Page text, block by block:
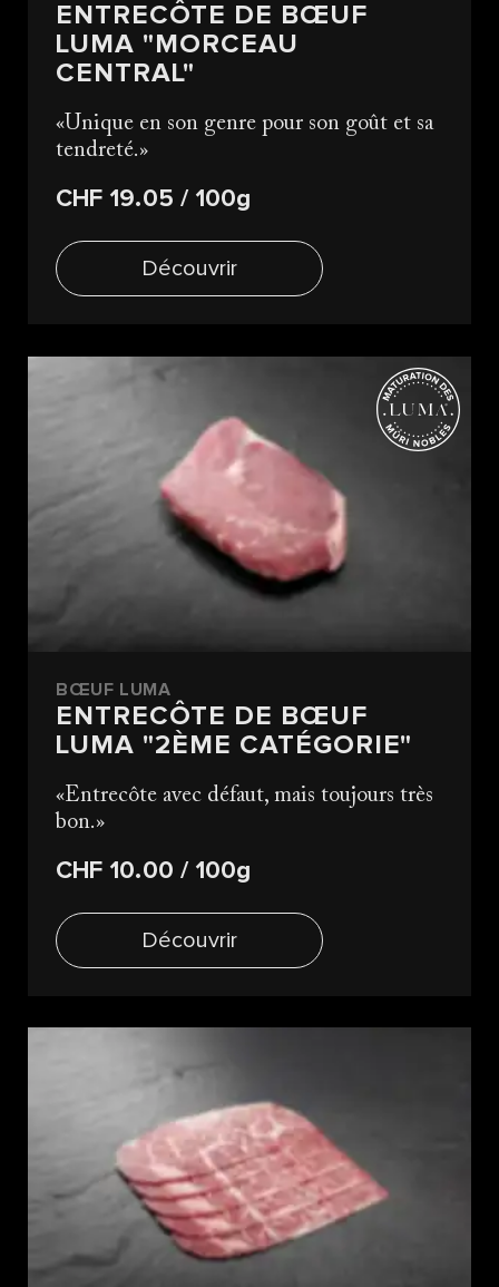
ENTRECÔTE DE BŒUF
LUMA "MORCEAU
CENTRAL"
Unique en son genre pour son goût et sa
tendreté.
CHF 19.05/ 100g
Découvrir
BŒUF LUMA
ENTRECÔTE DE BŒUF
LUMA "2ÈME CATÉGORIE"
Entrecôte avec défaut, mais toujours très
bon.
CHF 10.00/ 100g
Découvrir